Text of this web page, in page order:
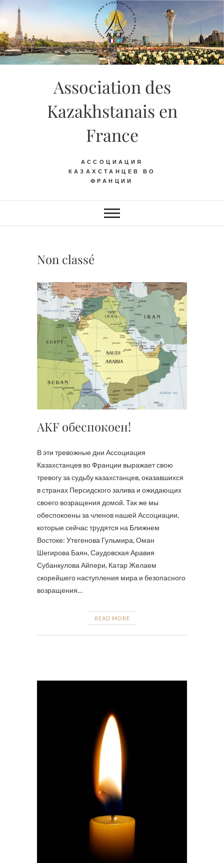
Skip
content
Association des
Kazakhstanais en
France
АССОЦИАЦИЯ
КАЗАХСТАНЦЕВ ВО
ФРАНЦИИ
Non classé
AKF обеспокоен!
В эти тревожные дни Ассоциация
Казахстанцев во Франции выражает свою
тревогу за судьбу казахстанцев, оказавшихся
в странах Персидского залива и ожидающих
своего возращения домой. Так же мы
обеспокоены за членов нашей Ассоциации,
которые сейчас трудятся на Ближнем
Востоке: Утегенова Гульмира, Оман
Шегирова Баян, Саудовская Аравия
Субанкулова Айпери, Катар Желаем
скорейшего наступления мира и безопасного
возращения…
READ MORE